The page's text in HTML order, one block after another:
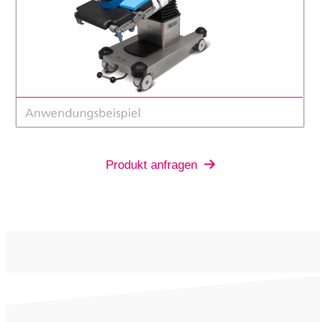
Produkt anfragen